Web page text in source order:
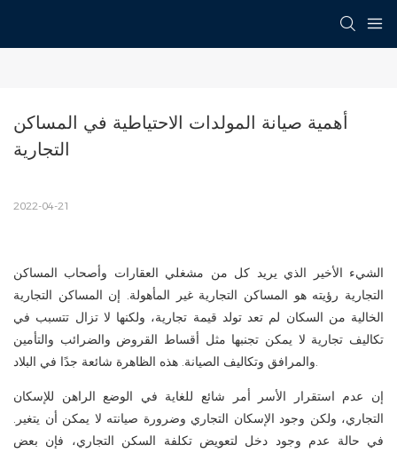
أهمية صيانة المولدات الاحتياطية في المساكن
التجارية
2022-04-21
الشيء الأخير الذي يريد كل من مشغلي العقارات وأصحاب المساكن
التجارية رؤيته هو المساكن التجارية غير المأهولة. إن المساكن التجارية
الخالية من السكان لم تعد تولد قيمة تجارية، ولكنها لا تزال تتسبب في
تكاليف تجارية لا يمكن تجنبها مثل أقساط القروض والضرائب والتأمين
والمرافق وتكاليف الصيانة. هذه الظاهرة شائعة جدًا في البلاد.
إن عدم استقرار الأسر أمر شائع للغاية في الوضع الراهن للإسكان
التجاري، ولكن وجود الإسكان التجاري وضرورة صيانته لا يمكن أن يتغير.
في حالة عدم وجود دخل لتعويض تكلفة السكن التجاري، فإن بعض